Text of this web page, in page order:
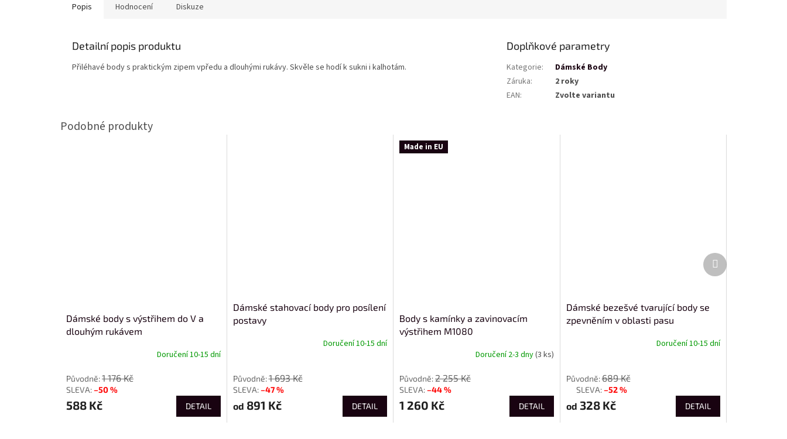
Popis Hodnocení Diskuze
Detailní popis produktu
Přiléhavé body s praktickým zipem vpředu a dlouhými rukávy. Skvěle se hodí k sukni i kalhotám.
Doplňkové parametry
Kategorie:
Dámské Body
Záruka:
2 roky
EAN: Zvolte variantu
Dámské body s výstřihem do V a
dlouhým rukávem
Doručení 10-15 dní
1 176 Kč
–50 %
588 Kč DETAIL
Dámské stahovací body pro posílení
postavy
Doručení 10-15 dní
1 693 Kč
–47 %
od 891 Kč DETAIL
Made in EU
Body s kamínky a zavinovacím
výstřihem M1080
Doručení 2-3 dny(3 ks)
2 255 Kč
–44 %
1 260 Kč DETAIL
Dámské bezešvé tvarující body se
zpevněním v oblasti pasu
Doručení 10-15 dní
689 Kč
–52 %
od 328 Kč DETAIL
Další
produkt